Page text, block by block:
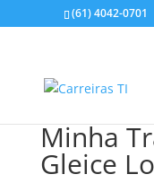
(61) 4042-0701
Minha
Gleice